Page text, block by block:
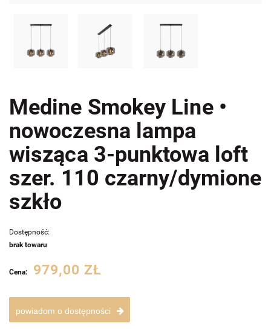
Medine Smokey Line •
nowoczesna lampa
wisząca 3-punktowa loft
szer. 110 czarny/dymione
szkło
Dostępność:
brak towaru
Cena: 979,00 ZŁ
powiadom o dostępności